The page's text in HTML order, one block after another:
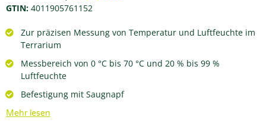
GTIN: 4011905761152
Zur präzisen Messung von Temperatur und Luftfeuchte im
Terrarium
Messbereich von 0 °C bis 70 °C und 20 % bis 99 %
Luftfeuchte
Befestigung mit Saugnapf
Mehr lesen